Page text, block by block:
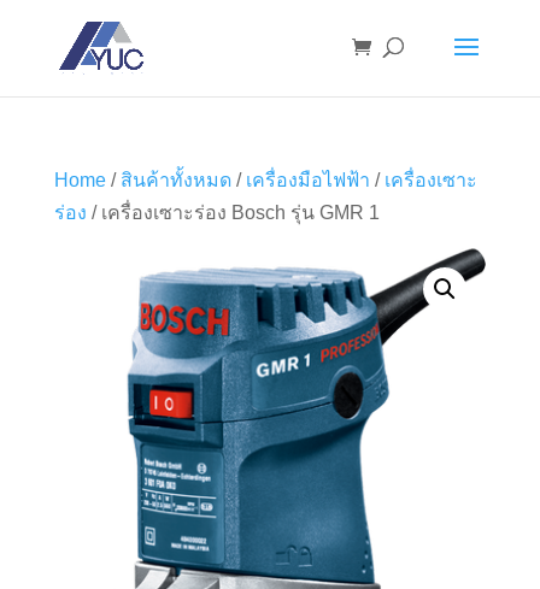
Home/ สินค้าทั้งหมด/ เครื่องมือไฟฟ้า / เครื่องเซาะ
ร่อง / เครื่องเซาะร่อง Bosch รุ่น GMR 1